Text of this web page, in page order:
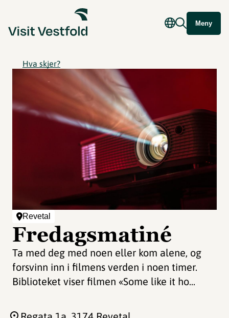
Meny
Hva skjer?
Revetal
Fredagsmatiné
Ta med deg med noen eller kom alene, og
forsvinn inn i filmens verden i noen timer.
Biblioteket viser filmen «Some like it ho...